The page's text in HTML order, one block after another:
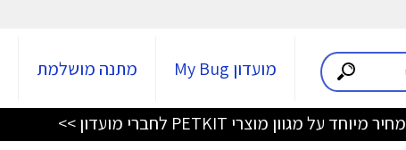
מועדון My Bug מתנה מושלמת
מחיר מיוחד על מגוון מוצרי PETKIT לחברי מועדון >>